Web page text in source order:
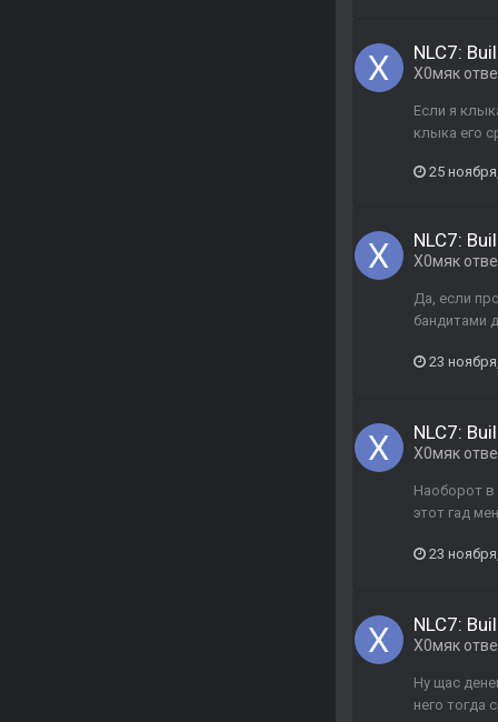
NLC7:
Х0мяк
Если я
клыка его
25
NLC7:
Х0мяк
Да, если
бандитами
23
NLC7:
Х0мяк
Наоборот в
этот гад
23
NLC7:
Х0мяк
Ну щас
него тогда